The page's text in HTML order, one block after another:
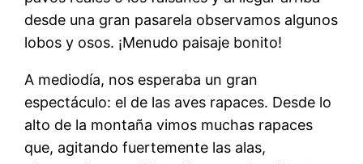
desde una gran pasarela observamos algunos
lobos y osos. ¡Menudo paisaje bonito!
A mediodía, nos esperaba un gran
espectáculo: el de las aves rapaces. Desde lo
alto de la montaña vimos muchas rapaces
que, agitando fuertemente las alas,